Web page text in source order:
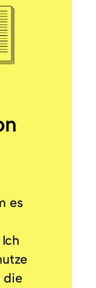
es
die